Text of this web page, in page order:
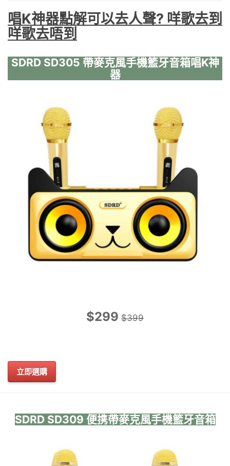
唱K神器點解可以去人聲? 咩歌去到
咩歌去唔到
SDRD SD305 帶麥克風手機籃牙音箱唱K神
器
$299 $399
立即選購
SDRD SD309 便携帶麥克風手機籃牙音箱